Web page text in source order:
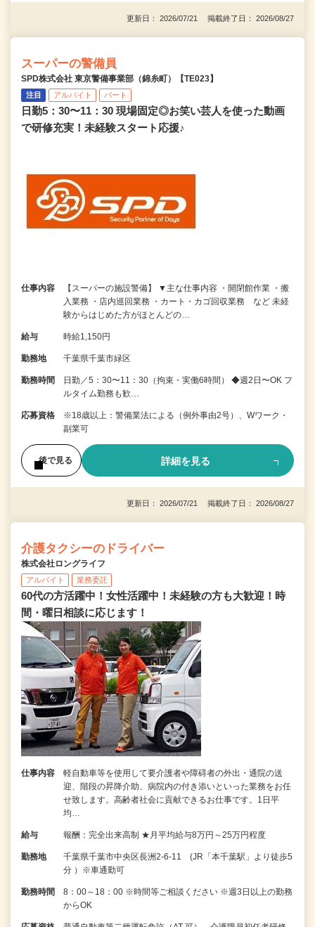
更新日： 2026/07/21 掲載終了日： 2026/08/27
スーパーの警備員
SPD株式会社 東京警備事業部（錦糸町）【TE023】
注目 アルバイト パート
日勤5：30〜11：30 現場固定◎お笑い芸人を使った動画
で研修充実！未経験スタート応援♪
仕事内容
【スーパーの施設警備】 ▼主な仕事内容 ・開閉館作業 ・搬
入業務 ・店内巡回業務 ・カート・カゴ回収業務 など 未経
験からはじめた方がほとんどの…
給与 時給1,150円
勤務地 千葉県千葉市緑区
勤務時間
日勤／5：30〜11：30（拘束・実働6時間） ◆週2日〜OK フ
ルタイム勤務も歓…
応募資格
※18歳以上：警備業法による（例外事由2号）、Wワーク・
副業可
後で見る 詳細を見る
更新日： 2026/07/21 掲載終了日： 2026/08/27
介護タクシーのドライバー
株式会社ロングライフ
アルバイト 業務委託
60代の方活躍中！女性活躍中！未経験の方も大歓迎！時
間・曜日相談に応じます！
仕事内容
軽自動車等を使用して要介護者や障碍者の外出・通院の送
迎、階段の昇降介助、病院内の付き添いといった業務をお任
せ致します。高齢者社会に貢献できるお仕事です。1日平
均…
給与 報酬：完全出来高制 ★月平均給与8万円～25万円程度
勤務地
千葉県千葉市中央区長洲2-6-11 (JR「本千葉駅」より徒歩5
分 ）※車通勤可
勤務時間
8：00～18：00 ※時間等ご相談ください ※週3日以上の勤務
からOK